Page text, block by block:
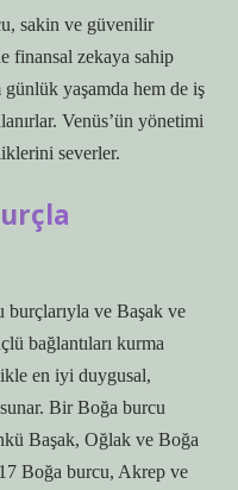
sakin ve güvenilir
finansal zekaya sahip
yaşamda hem de iş
Venüs’ün yönetimi
severler.
ve Başak ve
bağlantıları kurma
en iyi duygusal,
Bir Boğa burcu
Başak, Oğlak ve Boğa
Boğa burcu, Akrep ve